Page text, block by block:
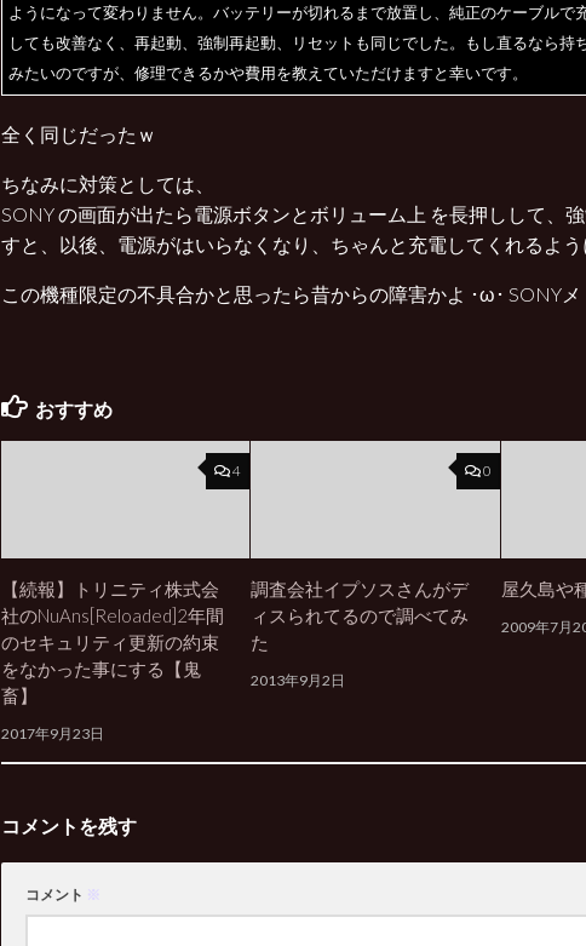
ようになって変わりません。バッテリーが切れるまで放置し、純正のケーブルで
しても改善なく、再起動、強制再起動、リセットも同じでした。もし直るなら持
みたいのですが、修理できるかや費用を教えていただけますと幸いです。
全く同じだったｗ
ちなみに対策としては、
SONY の画面が出たら電源ボタンとボリューム上 を長押しして、
すと、以後、電源がはいらなくなり、ちゃんと充電してくれるよ
この機種限定の不具合かと思ったら昔からの障害かよ ･ω･ SONYメ
おすすめ
4
【続報】トリニティ株式会
社のNuAns[Reloaded]2年間
のセキュリティ更新の約束
をなかった事にする【鬼
畜】
2017年9月23日
0
調査会社イプソスさんがデ
ィスられてるので調べてみ
た
2013年9月2日
屋久島や
2009年7月
コメントを残す
コメント ※